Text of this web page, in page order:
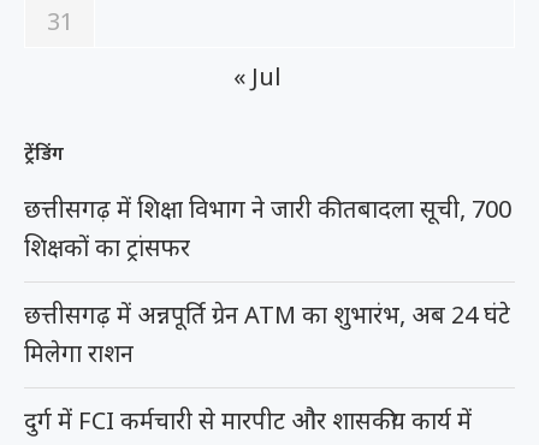
31
« Jul
ट्रेंडिंग
छत्तीसगढ़ में शिक्षा विभाग ने जारी की तबादला सूची, 700
शिक्षकों का ट्रांसफर
छत्तीसगढ़ में अन्नपूर्ति ग्रेन ATM का शुभारंभ, अब 24 घंटे
मिलेगा राशन
दुर्ग में FCI कर्मचारी से मारपीट और शासकीय कार्य में